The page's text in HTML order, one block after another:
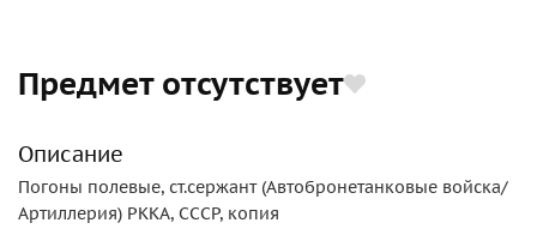
Предмет отсутствует
Описание
Погоны полевые, ст.сержант (Автобронетанковые войска/
Артиллерия) РККА, СССР, копия